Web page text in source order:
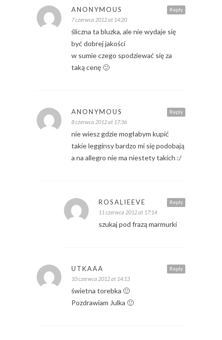
Reply
ANONYMOUS
7 czerwca 2012 at 14:20
śliczna ta bluzka, ale nie wydaje się
być dobrej jakości
w sumie czego spodziewać się za
taką cenę 🙂
Reply
ANONYMOUS
8 czerwca 2012 at 17:36
nie wiesz gdzie mogłabym kupić
takie legginsy bardzo mi się podobają
a na allegro nie ma niestety takich :/
Reply
ROSALIEEVE
11 czerwca 2012 at 17:14
szukaj pod frazą marmurki
Reply
UTKAAA
10 czerwca 2012 at 14:13
świetna torebka 🙂
Pozdrawiam Julka 🙂